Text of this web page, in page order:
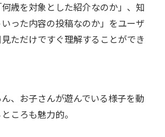
歳を対象とした紹介なのか」、知
った内容の投稿なのか」をユーザ
ただけですぐ理解することができ
、お子さんが遊んでいる様子を動
ころも魅力的。